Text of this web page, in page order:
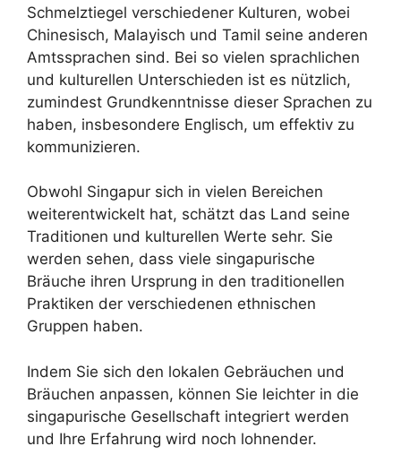
Schmelztiegel verschiedener Kulturen, wobei
Chinesisch, Malayisch und Tamil seine anderen
Amtssprachen sind. Bei so vielen sprachlichen
und kulturellen Unterschieden ist es nützlich,
zumindest Grundkenntnisse dieser Sprachen zu
haben, insbesondere Englisch, um effektiv zu
kommunizieren.
Obwohl Singapur sich in vielen Bereichen
weiterentwickelt hat, schätzt das Land seine
Traditionen und kulturellen Werte sehr. Sie
werden sehen, dass viele singapurische
Bräuche ihren Ursprung in den traditionellen
Praktiken der verschiedenen ethnischen
Gruppen haben.
Indem Sie sich den lokalen Gebräuchen und
Bräuchen anpassen, können Sie leichter in die
singapurische Gesellschaft integriert werden
und Ihre Erfahrung wird noch lohnender.